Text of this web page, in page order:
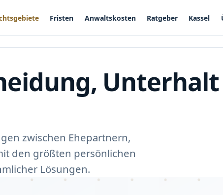
Fristen Anwaltskosten Ratgeber Kassel
zwischen Ehepartnern,
den größten persönlichen
Lösungen.